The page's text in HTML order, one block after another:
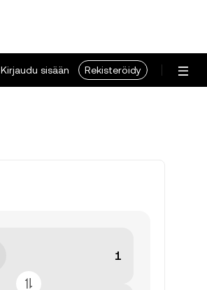
Kirjaudu sisään Rekisteröidy